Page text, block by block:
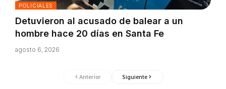
POLICIALES
Detuvieron al acusado de balear a un
hombre hace 20 días en Santa Fe
agosto 6, 2026
Anterior Siguiente